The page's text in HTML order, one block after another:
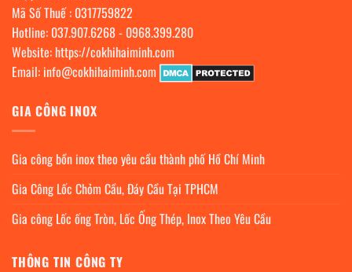
Mã Số Thuế : 0317759822
Hotline: 037.907.6268- 0968.399.280
Website: https://cokhihaiminh.com
Email: info@cokhihaiminh.com
GIA CÔNG INOX
Gia công bồn inox theo yêu cầu thành phố Hồ Chí Minh
Gia Công Lốc Chỏm Cầu, Đáy Cầu Tại TPHCM
Gia công Lốc ống Tròn, Lốc Ống Thép, Inox Theo Yêu Cầu
THÔNG TIN CÔNG TY